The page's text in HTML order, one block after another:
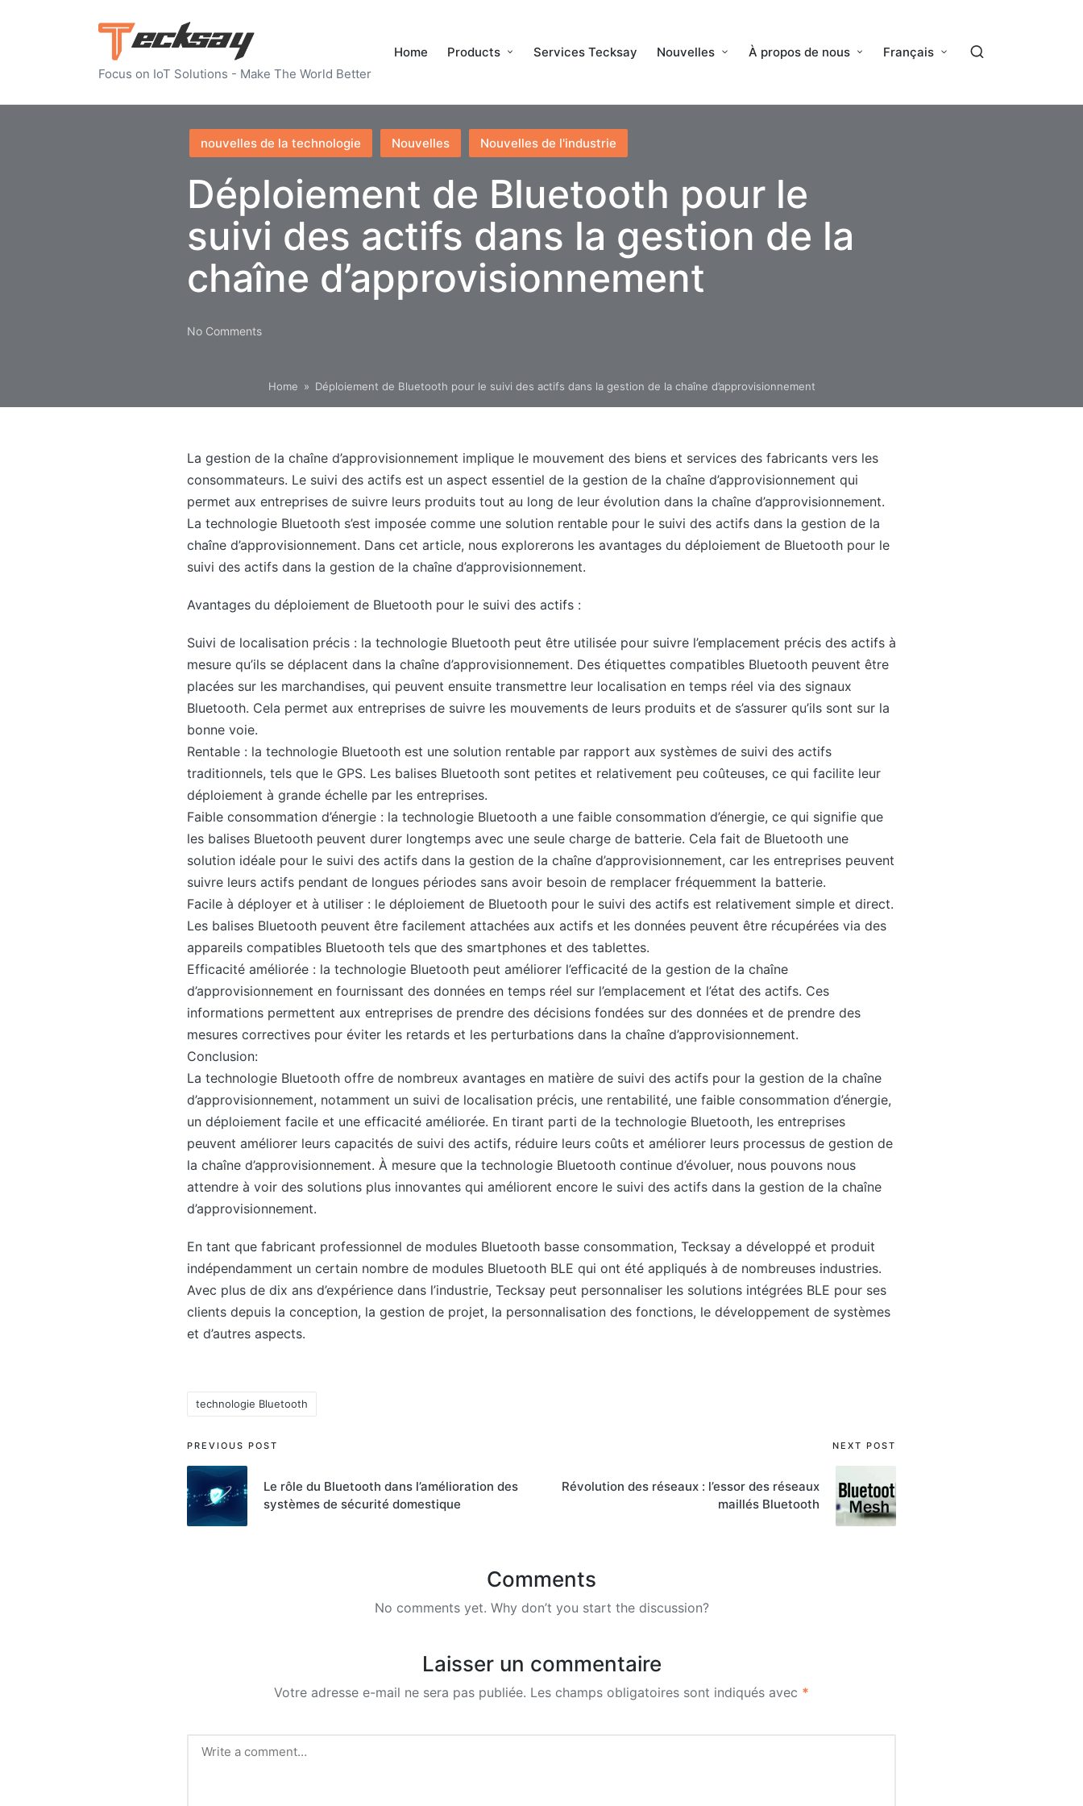
Focus on IoT Solutions - Make The World Better
Home Products Services Tecksay Nouvelles À propos de nous Français
Posted
in
nouvelles de la technologie Nouvelles Nouvelles de l'industrie
Déploiement de Bluetooth pour le
suivi des actifs dans la gestion de la
chaîne d’approvisionnement
No Comments
Home » Déploiement de Bluetooth pour le suivi des actifs dans la gestion de la chaîne d’approvisionnement
La gestion de la chaîne d’approvisionnement implique le mouvement des biens et services des fabricants vers les
consommateurs. Le suivi des actifs est un aspect essentiel de la gestion de la chaîne d’approvisionnement qui
permet aux entreprises de suivre leurs produits tout au long de leur évolution dans la chaîne d’approvisionnement.
La technologie Bluetooth s’est imposée comme une solution rentable pour le suivi des actifs dans la gestion de la
chaîne d’approvisionnement. Dans cet article, nous explorerons les avantages du déploiement de Bluetooth pour le
suivi des actifs dans la gestion de la chaîne d’approvisionnement.
Avantages du déploiement de Bluetooth pour le suivi des actifs :
Suivi de localisation précis : la technologie Bluetooth peut être utilisée pour suivre l’emplacement précis des actifs à
mesure qu’ils se déplacent dans la chaîne d’approvisionnement. Des étiquettes compatibles Bluetooth peuvent être
placées sur les marchandises, qui peuvent ensuite transmettre leur localisation en temps réel via des signaux
Bluetooth. Cela permet aux entreprises de suivre les mouvements de leurs produits et de s’assurer qu’ils sont sur la
bonne voie.
Rentable : la technologie Bluetooth est une solution rentable par rapport aux systèmes de suivi des actifs
traditionnels, tels que le GPS. Les balises Bluetooth sont petites et relativement peu coûteuses, ce qui facilite leur
déploiement à grande échelle par les entreprises.
Faible consommation d’énergie : la technologie Bluetooth a une faible consommation d’énergie, ce qui signifie que
les balises Bluetooth peuvent durer longtemps avec une seule charge de batterie. Cela fait de Bluetooth une
solution idéale pour le suivi des actifs dans la gestion de la chaîne d’approvisionnement, car les entreprises peuvent
suivre leurs actifs pendant de longues périodes sans avoir besoin de remplacer fréquemment la batterie.
Facile à déployer et à utiliser : le déploiement de Bluetooth pour le suivi des actifs est relativement simple et direct.
Les balises Bluetooth peuvent être facilement attachées aux actifs et les données peuvent être récupérées via des
appareils compatibles Bluetooth tels que des smartphones et des tablettes.
Efficacité améliorée : la technologie Bluetooth peut améliorer l’efficacité de la gestion de la chaîne
d’approvisionnement en fournissant des données en temps réel sur l’emplacement et l’état des actifs. Ces
informations permettent aux entreprises de prendre des décisions fondées sur des données et de prendre des
mesures correctives pour éviter les retards et les perturbations dans la chaîne d’approvisionnement.
Conclusion:
La technologie Bluetooth offre de nombreux avantages en matière de suivi des actifs pour la gestion de la chaîne
d’approvisionnement, notamment un suivi de localisation précis, une rentabilité, une faible consommation d’énergie,
un déploiement facile et une efficacité améliorée. En tirant parti de la technologie Bluetooth, les entreprises
peuvent améliorer leurs capacités de suivi des actifs, réduire leurs coûts et améliorer leurs processus de gestion de
la chaîne d’approvisionnement. À mesure que la technologie Bluetooth continue d’évoluer, nous pouvons nous
attendre à voir des solutions plus innovantes qui améliorent encore le suivi des actifs dans la gestion de la chaîne
d’approvisionnement.
En tant que fabricant professionnel de modules Bluetooth basse consommation, Tecksay a développé et produit
indépendamment un certain nombre de modules Bluetooth BLE qui ont été appliqués à de nombreuses industries.
Avec plus de dix ans d’expérience dans l’industrie, Tecksay peut personnaliser les solutions intégrées BLE pour ses
clients depuis la conception, la gestion de projet, la personnalisation des fonctions, le développement de systèmes
et d’autres aspects.
Tags:
technologie Bluetooth
Post
navigation
PREVIOUS POST
Le rôle du Bluetooth dans l’amélioration des
systèmes de sécurité domestique
NEXT POST
Révolution des réseaux : l’essor des réseaux
maillés Bluetooth
Comments
No comments yet. Why don’t you start the discussion?
Laisser un commentaire
Votre adresse e-mail ne sera pas publiée. Les champs obligatoires sont indiqués avec *